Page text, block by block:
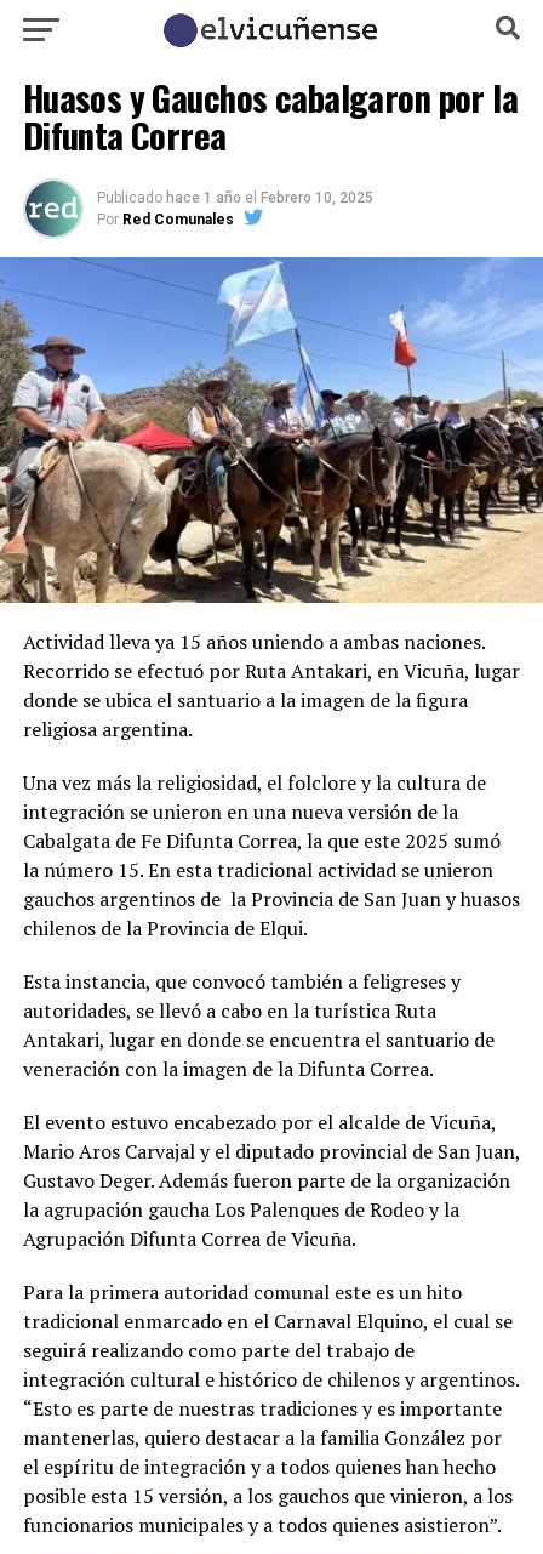
Huasos y Gauchos cabalgaron por la
Difunta Correa
Publicado hace 1 año el Febrero 10, 2025
Por Red Comunales
Actividad lleva ya 15 años uniendo a ambas naciones.
Recorrido se efectuó por Ruta Antakari, en Vicuña, lugar
donde se ubica el santuario a la imagen de la figura
religiosa argentina.
Una vez más la religiosidad, el folclore y la cultura de
integración se unieron en una nueva versión de la
Cabalgata de Fe Difunta Correa, la que este 2025 sumó
la número 15. En esta tradicional actividad se unieron
gauchos argentinos de la Provincia de San Juan y huasos
chilenos de la Provincia de Elqui.
Esta instancia, que convocó también a feligreses y
autoridades, se llevó a cabo en la turística Ruta
Antakari, lugar en donde se encuentra el santuario de
veneración con la imagen de la Difunta Correa.
El evento estuvo encabezado por el alcalde de Vicuña,
Mario Aros Carvajal y el diputado provincial de San Juan,
Gustavo Deger. Además fueron parte de la organización
la agrupación gaucha Los Palenques de Rodeo y la
Agrupación Difunta Correa de Vicuña.
Para la primera autoridad comunal este es un hito
tradicional enmarcado en el Carnaval Elquino, el cual se
seguirá realizando como parte del trabajo de
integración cultural e histórico de chilenos y argentinos.
“Esto es parte de nuestras tradiciones y es importante
mantenerlas, quiero destacar a la familia González por
el espíritu de integración y a todos quienes han hecho
posible esta 15 versión, a los gauchos que vinieron, a los
funcionarios municipales y a todos quienes asistieron”.